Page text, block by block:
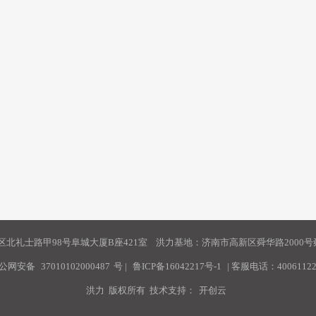
北礼士路甲98号阜城大厦B座421室 洪力基地：济南市高新区舜华路2000号
网安备 37010102000487 号 | 鲁ICP备16042217号-1 | 客服电话：
洪力 版权所有 技术支持： 开创云